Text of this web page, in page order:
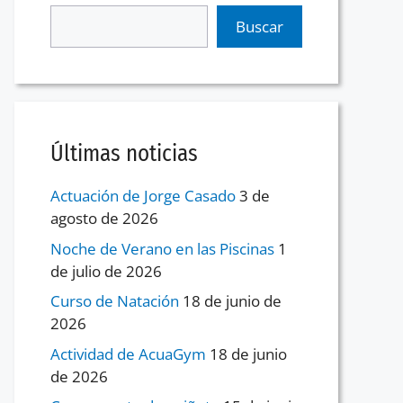
Buscar
Últimas noticias
Actuación de Jorge Casado3 de
agosto de 2026
Noche de Verano en las Piscinas 1
de julio de 2026
Curso de Natación 18 de junio de
2026
Actividad de AcuaGym 18 de junio
de 2026